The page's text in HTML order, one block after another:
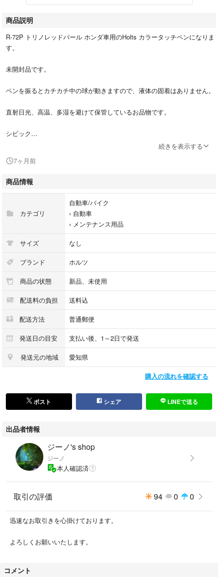
商品説明
R-72P トリノレッドパール ホンダ車用のHolts カラータッチペンになりま
す。
未開封品です。
ペンを振るとカチカチ中の球が動きますので、液体の固着はありません。
直射日光、高温、多湿を避けて保管しているお品物です。
シビック
オデッセイ
インテグラ
ドマーニ
ご検討よろしくお願いいたします。
続きを表示する
7ヶ月前
商品情報
カテゴリ
自動車/バイク
› 自動車
› メンテナンス用品
サイズ なし
ブランド ホルツ
商品の状態 新品、未使用
配送料の負担 送料込
配送方法 普通郵便
発送日の目安 支払い後、1～2日で発送
発送元の地域 愛知県
購入の流れを確認する
ポスト シェア LINEで送る
出品者情報
ジーノ's shop
ジーノ
本人確認済
取引の評価 94 0 0
迅速なお取引きを心掛けております。
よろしくお願いいたします。
コメント